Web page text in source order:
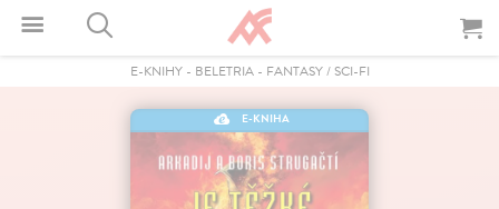
E-KNIHY- BELETRIA- FANTASY / SCI-FI
E-KNIHA